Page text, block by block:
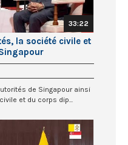
33:22
la société civile et
de Singapour ainsi
et du corps dip...